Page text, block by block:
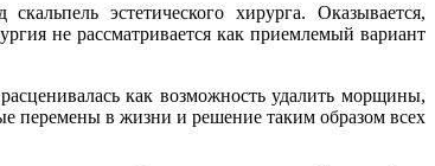
эстетического хирурга. Оказывается,
не рассматривается как приемлемый вариант
как возможность удалить морщины,
перемены в жизни и решение таким образом всех